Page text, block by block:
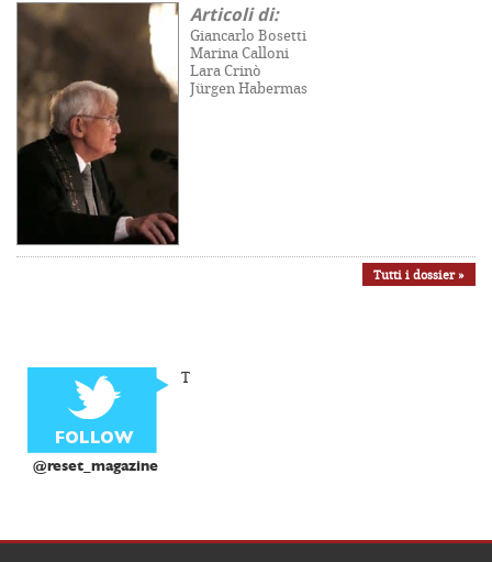
Articoli di:
Giancarlo Bosetti
Marina Calloni
Lara Crinò
Jürgen Habermas
Tutti i dossier »
@reset_magazine
T